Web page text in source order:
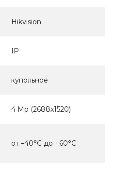
Hikvision
IP
купольное
4 Мр (2688х1520)
от –40°C до +60°C